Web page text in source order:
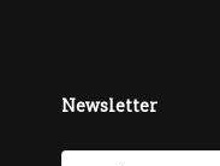
Newsletter